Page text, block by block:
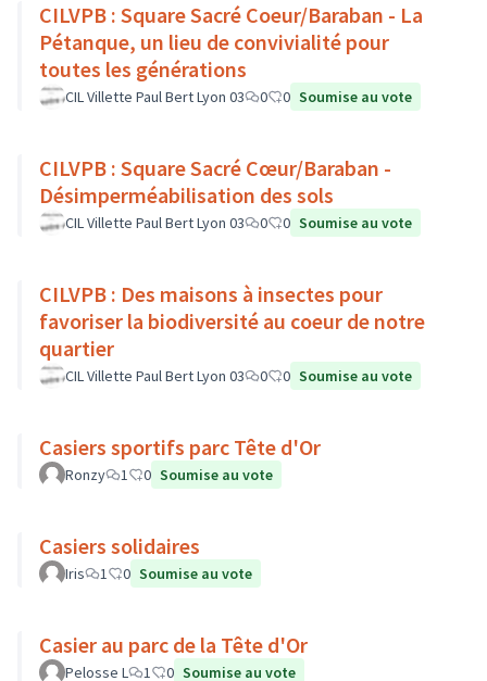
CILVPB : Square Sacré Coeur/Baraban - La
Pétanque, un lieu de convivialité pour
toutes les générations
CIL Villette Paul Bert Lyon 03 0 0 Soumise au vote
CILVPB : Square Sacré Cœur/Baraban -
Désimperméabilisation des sols
CIL Villette Paul Bert Lyon 03 0 0 Soumise au vote
CILVPB : Des maisons à insectes pour
favoriser la biodiversité au coeur de notre
quartier
CIL Villette Paul Bert Lyon 03 0 0 Soumise au vote
Casiers sportifs parc Tête d'Or
Ronzy 1 0 Soumise au vote
Casiers solidaires
Iris 1 0 Soumise au vote
Casier au parc de la Tête d'Or
Pelosse L 1 0 Soumise au vote